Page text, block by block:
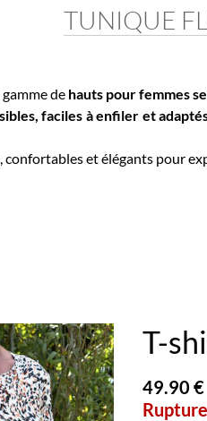
TUNIQUE
dehauts pour femmes
faciles à enfiler et adaptés
et élégants pour
T-
49.90 €
Rupture